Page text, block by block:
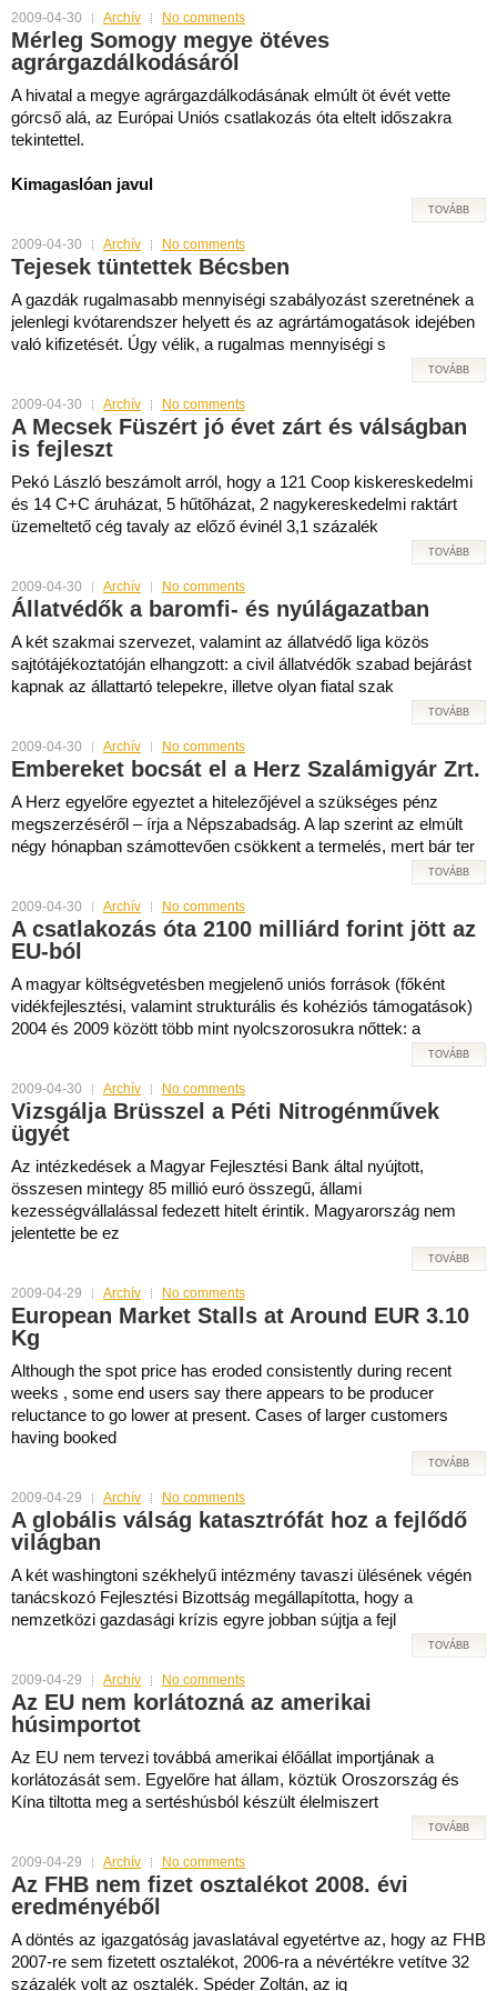
2009-04-30 Archív No comments
Mérleg Somogy megye ötéves
agrárgazdálkodásáról
A hivatal a megye agrárgazdálkodásának elmúlt öt évét vette
górcső alá, az Európai Uniós csatlakozás óta eltelt időszakra
tekintettel.
Kimagaslóan javul
TOVÁBB
2009-04-30 Archív No comments
Tejesek tüntettek Bécsben
A gazdák rugalmasabb mennyiségi szabályozást szeretnének a
jelenlegi kvótarendszer helyett és az agrártámogatások idejében
való kifizetését. Úgy vélik, a rugalmas mennyiségi s
TOVÁBB
2009-04-30 Archív No comments
A Mecsek Füszért jó évet zárt és válságban
is fejleszt
Pekó László beszámolt arról, hogy a 121 Coop kiskereskedelmi
és 14 C+C áruházat, 5 hűtőházat, 2 nagykereskedelmi raktárt
üzemeltető cég tavaly az előző évinél 3,1 százalék
TOVÁBB
2009-04-30 Archív No comments
Állatvédők a baromfi- és nyúlágazatban
A két szakmai szervezet, valamint az állatvédő liga közös
sajtótájékoztatóján elhangzott: a civil állatvédők szabad bejárást
kapnak az állattartó telepekre, illetve olyan fiatal szak
TOVÁBB
2009-04-30 Archív No comments
Embereket bocsát el a Herz Szalámigyár Zrt.
A Herz egyelőre egyeztet a hitelezőjével a szükséges pénz
megszerzéséről – írja a Népszabadság. A lap szerint az elmúlt
négy hónapban számottevően csökkent a termelés, mert bár ter
TOVÁBB
2009-04-30 Archív No comments
A csatlakozás óta 2100 milliárd forint jött az
EU-ból
A magyar költségvetésben megjelenő uniós források (főként
vidékfejlesztési, valamint strukturális és kohéziós támogatások)
2004 és 2009 között több mint nyolcszorosukra nőttek: a
TOVÁBB
2009-04-30 Archív No comments
Vizsgálja Brüsszel a Péti Nitrogénművek
ügyét
Az intézkedések a Magyar Fejlesztési Bank által nyújtott,
összesen mintegy 85 millió euró összegű, állami
kezességvállalással fedezett hitelt érintik. Magyarország nem
jelentette be ez
TOVÁBB
2009-04-29 Archív No comments
European Market Stalls at Around EUR 3.10
Kg
Although the spot price has eroded consistently during recent
weeks , some end users say there appears to be producer
reluctance to go lower at present. Cases of larger customers
having booked
TOVÁBB
2009-04-29 Archív No comments
A globális válság katasztrófát hoz a fejlődő
világban
A két washingtoni székhelyű intézmény tavaszi ülésének végén
tanácskozó Fejlesztési Bizottság megállapította, hogy a
nemzetközi gazdasági krízis egyre jobban sújtja a fejl
TOVÁBB
2009-04-29 Archív No comments
Az EU nem korlátozná az amerikai
húsimportot
Az EU nem tervezi továbbá amerikai élőállat importjának a
korlátozását sem. Egyelőre hat állam, köztük Oroszország és
Kína tiltotta meg a sertéshúsból készült élelmiszert
TOVÁBB
2009-04-29 Archív No comments
Az FHB nem fizet osztalékot 2008. évi
eredményéből
A döntés az igazgatóság javaslatával egyetértve az, hogy az FHB
2007-re sem fizetett osztalékot, 2006-ra a névértékre vetítve 32
százalék volt az osztalék. Spéder Zoltán, az ig